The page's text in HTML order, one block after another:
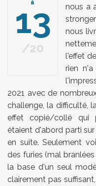
13
20
nous a
nous
l'effet
rien
2021 avec de
challenge, la difficulté,
effet copié/collé qui
étaient d'abord parti
en suite. Seulement
des furies (mal
la base d'un seul
clairement pas